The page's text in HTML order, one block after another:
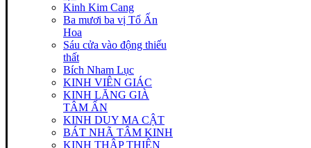
Kinh Kim Cang
Ba mươi ba vị Tổ Ấn
Hoa
Sáu cửa vào động thiếu
thất
Bích Nham Lục
KINH VIÊN GIÁC
KINH LĂNG GIÀ
TÂM ẤN
KINH DUY MA CẬT
BÁT NHÃ TÂM KINH
KINH THẬP THIỆN